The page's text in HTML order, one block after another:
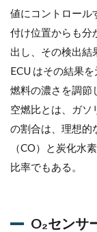
値にコントロール
付け位置からも分
出し、その検出結
ECU はその結果
燃料の濃さを調節
空燃比とは、ガソ
の割合は、理想的
（CO）と炭化水
比率でもある。
O₂センサ